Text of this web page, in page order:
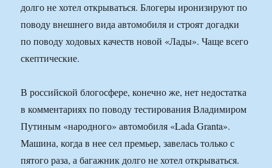
долго не хотел открываться. Блогеры иронизируют по
поводу внешнего вида автомобиля и строят догадки
по поводу ходовых качеств новой «Лады». Чаще всего
скептические.
В российской блогосфере, конечно же, нет недостатка
в комментариях по поводу тестирования Владимиром
Путиным «народного» автомобиля «Lada Granta».
Машина, когда в нее сел премьер, завелась только с
пятого раза, а багажник долго не хотел открываться.